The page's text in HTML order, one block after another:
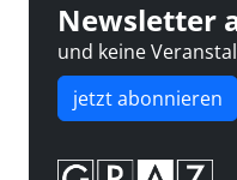
Newsletter
und keine
jetzt abonnieren